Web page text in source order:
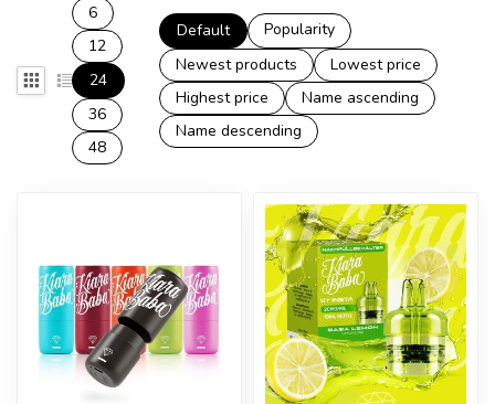
6
12
24
36
48
Default
Popularity
Newest products
Lowest price
Highest price
Name ascending
Name descending